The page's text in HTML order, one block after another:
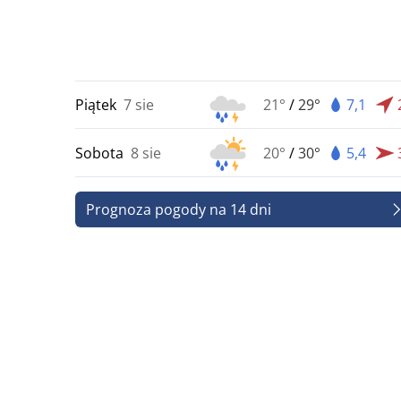
Piątek 7 sie 21° /29° 7,1
Sobota 8 sie 20° /30° 5,4
Prognoza pogody na 14 dni